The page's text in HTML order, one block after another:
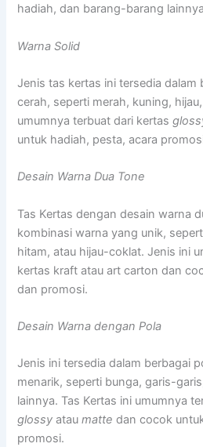
hadiah, dan barang-barang
Warna Solid
Jenis tas kertas ini tersedia dalam
cerah, seperti merah, kuning,
umumnya terbuat dari kertas
untuk hadiah, pesta, acara
Desain Warna Dua Tone
Tas Kertas dengan desain warna
kombinasi warna yang unik,
hitam, atau hijau-coklat. Jenis ini
kertas kraft atau art carton dan
dan promosi.
Desain Warna dengan Pola
Jenis ini tersedia dalam berbagai
menarik, seperti bunga, garis-
lainnya. Tas Kertas ini umumnya
glossy ataumatte dan cocok
promosi.